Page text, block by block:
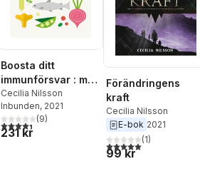
Boosta ditt
immunförsvar : med
god
antiinflammatorisk
mat
Cecilia Nilsson
Inbunden, 2021
4,4utav 5 stjärnor. Totalt antal röster:
(9)
231 kr
Förändringens
kraft
Cecilia Nilsson
E-bok 2021
5,0utav 5 stjärnor.
(1)
99 kr